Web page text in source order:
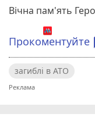
Вічна пам'ять
Прокоментуйте
загиблі в АТО